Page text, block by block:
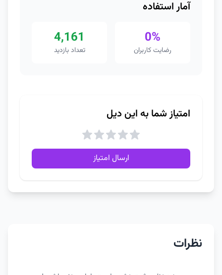
آمار استفاده
0%
رضایت کاربران
4,161
تعداد بازدید
امتیاز شما به این دیل
ارسال امتیاز
نظرات